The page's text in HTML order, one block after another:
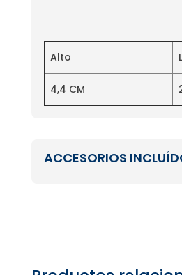
Alto
4,4 CM
ACCESORIOS